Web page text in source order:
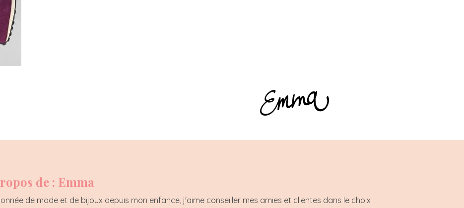
de : Emma
de mode et de bijoux depuis mon enfance, j'aime conseiller mes amies et clientes dans le choix